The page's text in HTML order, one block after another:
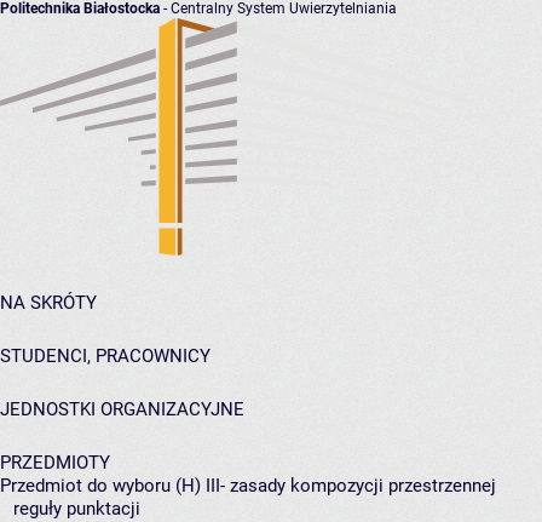
Politechnika Białostocka - Centralny System Uwierzytelniania
NA SKRÓTY
STUDENCI, PRACOWNICY
JEDNOSTKI ORGANIZACYJNE
PRZEDMIOTY
Przedmiot do wyboru (H) III- zasady kompozycji przestrzennej
reguły punktacji